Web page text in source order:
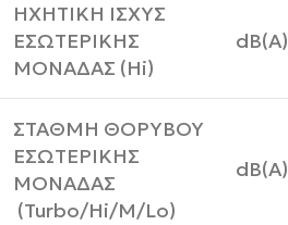
ΗΧΗΤΙΚΗ ΙΣΧΥΣ
ΕΣΩΤΕΡΙΚΗΣ
ΜΟΝΑΔΑΣ (Hi)
dB(A)
ΣΤΑΘΜΗ ΘΟΡΥΒΟΥ
ΕΣΩΤΕΡΙΚΗΣ
ΜΟΝΑΔΑΣ
(Turbo/Hi/M/Lo)
dB(A)